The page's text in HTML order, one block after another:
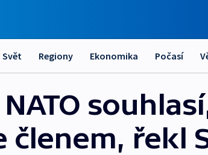
Svět Regiony Ekonomika Počasí
členem, řekl